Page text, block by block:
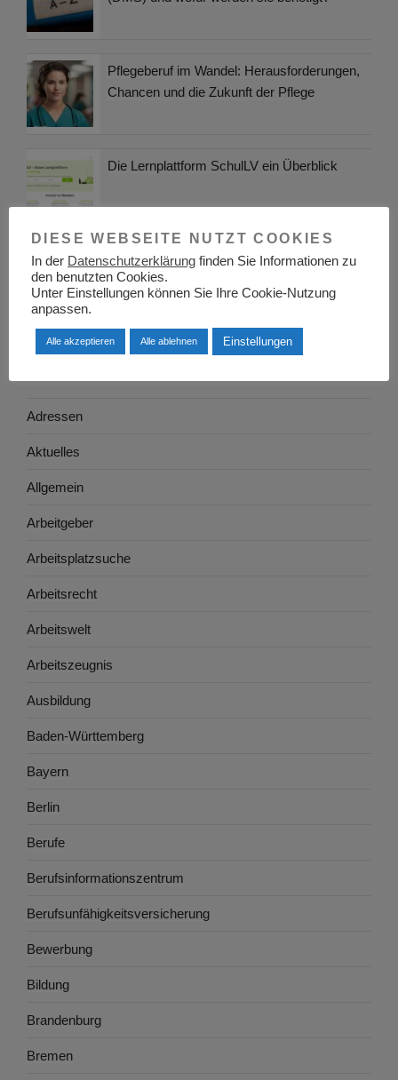
Pflegeberuf im Wandel: Herausforderungen,
Chancen und die Zukunft der Pflege
Die Lernplattform SchulLV ein Überblick
Berufsinformationszentrum BIZ Bautzen
Adressen
Aktuelles
Allgemein
Arbeitgeber
Arbeitsplatzsuche
Arbeitsrecht
Arbeitswelt
Arbeitszeugnis
Ausbildung
Baden-Württemberg
Bayern
Berlin
Berufe
Berufsinformationszentrum
Berufsunfähigkeitsversicherung
Bewerbung
Bildung
Brandenburg
Bremen
DIESE WEBSEITE NUTZT COOKIES
In der Datenschutzerklärung finden Sie Informationen zu
den benutzten Cookies.
Unter Einstellungen können Sie Ihre Cookie-Nutzung
anpassen.
Alle akzeptieren Alle ablehnen Einstellungen